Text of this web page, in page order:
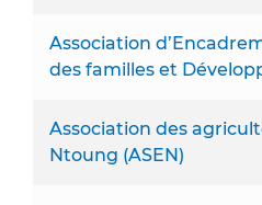
Association
des familles et
Association des
Ntoung (ASEN)